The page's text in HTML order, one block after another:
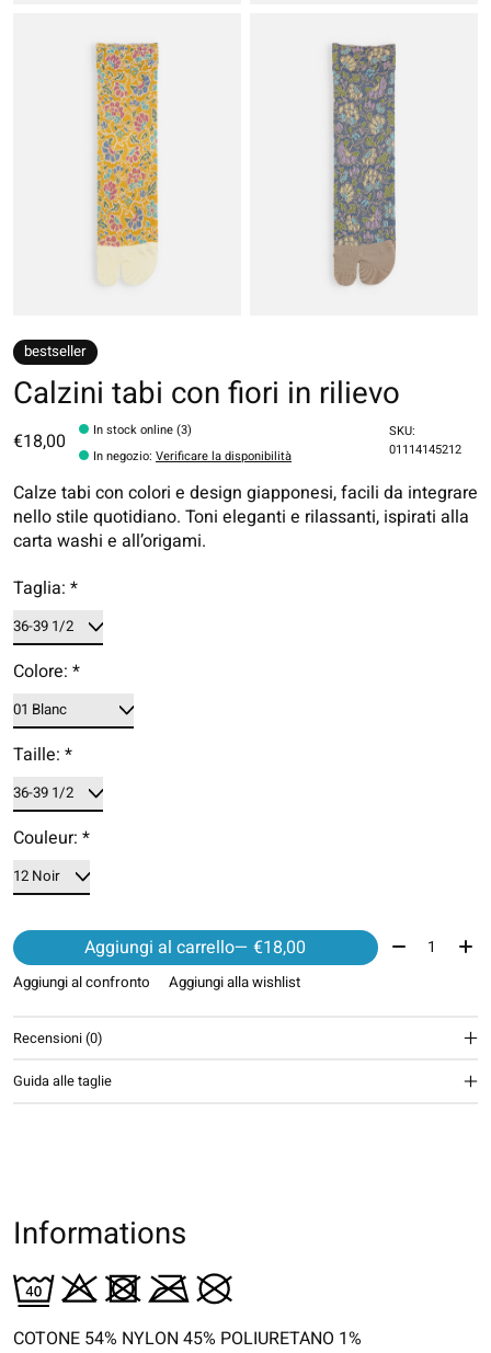
bestseller
Calzini tabi con fiori in rilievo
€18,00
In stock online (3)
In negozio:Verificare la disponibilità
SKU:
01114145212
Calze tabi con colori e design giapponesi, facili da integrare
nello stile quotidiano. Toni eleganti e rilassanti, ispirati alla
carta washi e all’origami.
Taglia: *
Colore: *
Taille: *
Couleur: *
Aggiungi al carrello — €18,00 Quantità:
Aggiungi al confronto Aggiungi alla wishlist
Recensioni (0)
Guida alle taglie
Informations
COTONE 54% NYLON 45% POLIURETANO 1%